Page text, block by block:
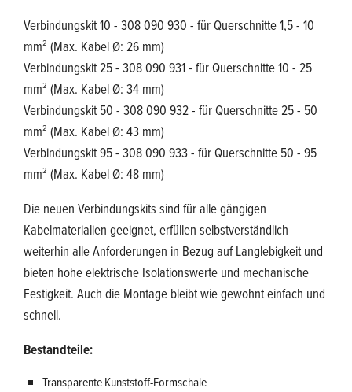
Verbindungskit 10 - 308 090 930 - für Querschnitte 1,5 - 10
mm² (Max. Kabel Ø: 26 mm)
Verbindungskit 25 - 308 090 931 - für Querschnitte 10 - 25
mm² (Max. Kabel Ø: 34 mm)
Verbindungskit 50 - 308 090 932 - für Querschnitte 25 - 50
mm² (Max. Kabel Ø: 43 mm)
Verbindungskit 95 - 308 090 933 - für Querschnitte 50 - 95
mm² (Max. Kabel Ø: 48 mm)
Die neuen Verbindungskits sind für alle gängigen
Kabelmaterialien geeignet, erfüllen selbstverständlich
weiterhin alle Anforderungen in Bezug auf Langlebigkeit und
bieten hohe elektrische Isolationswerte und mechanische
Festigkeit. Auch die Montage bleibt wie gewohnt einfach und
schnell.
Bestandteile:
Transparente Kunststoff-Formschale